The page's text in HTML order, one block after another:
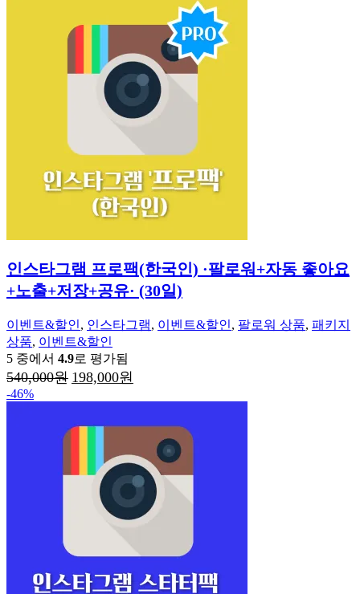
인스타그램 프로팩(한국인) ·팔로워+자동 좋아요
+노출+저장+공유· (30일)
이벤트&할인, 인스타그램, 이벤트&할인, 팔로워 상품, 패키지
상품, 이벤트&할인
5 중에서 4.9로 평가됨
540,000원 원
가
540,000
198,000원
가
198,000
-46%